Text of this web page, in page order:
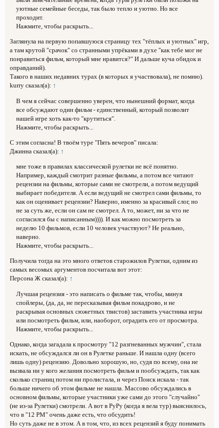
уютные семейные беседы, так было тепло и уютно. Но все
проходит.
Нажмите, чтобы раскрыть...
Заглянула на первую попавшуюся страницу тех "тёплых и уютных" игр,
а там крутой "срачок" со странными упрёками в духе "как тебе мог не
понравиться фильм, который мне нравится?" И дальше куча обидок и
оправданий).
Такого в наших недавних турах (в которых я участвовала), не помню).
kurry сказал(а): ↑
В чем я сейчас совершенно уверен, что нынешний формат, когда
все обсуждают один фильм - единственный, который позволит
нашей игре хоть как-то "крутиться".
Нажмите, чтобы раскрыть...
С этим согласна! В твоём туре "Пять вечеров" писала:
Джинна сказал(а): ↑
мне тоже в правилах классической рулетки не всё понятно.
Например, каждый смотрит разные фильмы, а потом все читают
рецензии на фильмы, которые сами не смотрели, а потом ведущий
выбирает победителя. А если ведущий не смотрел сами фильмы, то
как он оценивает рецензии? Наверно, именно за красивый слог, но
не за суть же, если он сам не смотрел. А то, может, ни за что не
согласился бы с написанным)))). И как можно посмотреть за
неделю 10 фильмов, если 10 человек участвуют? Не реально,
наверно.
Нажмите, чтобы раскрыть...
Получила тогда на это много ответов старожилов Рулетки, одним из
самых весомых аргументов посчитала вот этот:
Персона Ж сказал(а): ↑
Лучшая рецензия - это написать о фильме так, чтобы, минуя
спойлеры, (да, да, не пересказывая фильм покадрово, и не
раскрывая основных сюжетных твистов) заставить участника игры
или посмотреть фильм, или, наоборот, оградить его от просмотра.
Нажмите, чтобы раскрыть...
Однако, когда загадала к просмотру "12 разгневанных мужчин", стала
искать, не обсуждался ли он в Рулетке раньше. И нашла одну (всего
лишь одну) рецензию. Довольно хорошую, но, судя по всему, она не
вызвала ни у кого желания посмотреть фильм и пообсуждать, так как
сколько страниц потом ни пролистала, и через Поиск искала - так
больше ничего об этом фильме не нашла. Массово обсуждались в
основном фильмы, которые участники уже сами до этого "случайно"
(не из-за Рулетки) смотрели. А вот в РуРу (когда я вела тур) выяснилось,
что в "12 РМ" очень даже есть, что обсудить!
Но суть даже не в этом. А в том, что, из всех рецензий я буду понимать